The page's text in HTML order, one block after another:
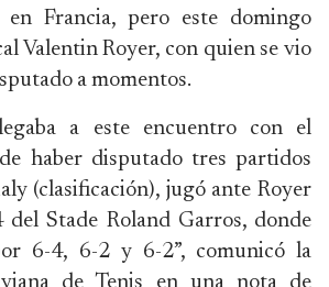
en Francia, pero este domingo
Valentin Royer, con quien se vio
a momentos.
a este encuentro con el
haber disputado tres partidos
(clasificación), jugó ante Royer
del Stade Roland Garros, donde
6-4, 6-2 y 6-2”, comunicó la
de Tenis en una nota de